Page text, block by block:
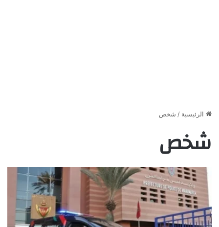
الرئيسية / شخص
شخص